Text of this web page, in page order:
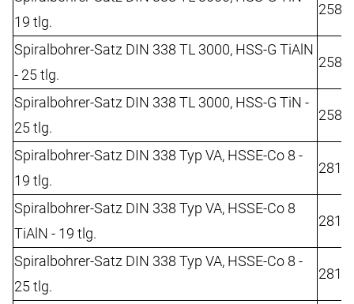
19 tlg.
Spiralbohrer-Satz DIN 338 TL 3000, HSS-G TiAlN
- 25 tlg.
Spiralbohrer-Satz DIN 338 TL 3000, HSS-G TiN -
25 tlg.
Spiralbohrer-Satz DIN 338 Typ VA, HSSE-Co 8 -
19 tlg.
Spiralbohrer-Satz DIN 338 Typ VA, HSSE-Co 8
TiAlN - 19 tlg.
Spiralbohrer-Satz DIN 338 Typ VA, HSSE-Co 8 -
25 tlg.